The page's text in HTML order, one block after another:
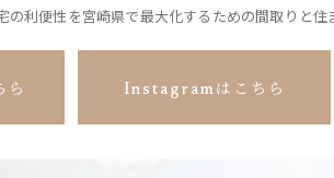
の利便性を宮崎県で最大化するための間取りと住
ら Instagramはこちら